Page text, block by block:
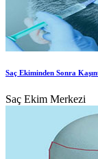
Saç Ekiminden Sonra
Saç Ekim Merkezi